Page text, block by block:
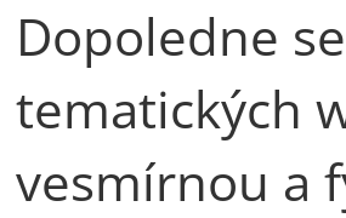
Dopoledne
tematických
vesmírnou a